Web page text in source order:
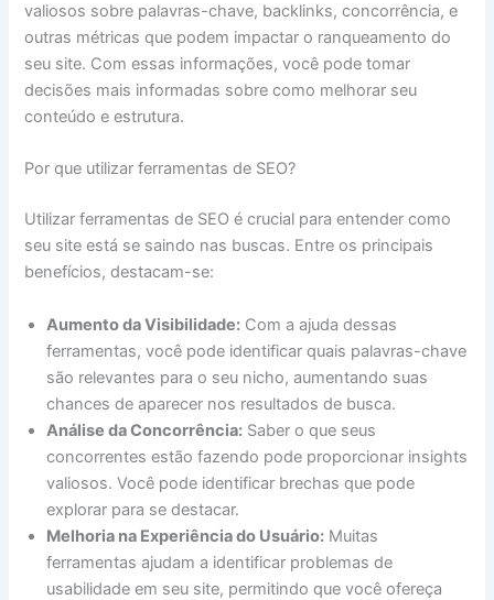
valiosos sobre palavras-chave, backlinks, concorrência, e
outras métricas que podem impactar o ranqueamento do
seu site. Com essas informações, você pode tomar
decisões mais informadas sobre como melhorar seu
conteúdo e estrutura.
Por que utilizar ferramentas de SEO?
Utilizar ferramentas de SEO é crucial para entender como
seu site está se saindo nas buscas. Entre os principais
benefícios, destacam-se:
Aumento da Visibilidade: Com a ajuda dessas
ferramentas, você pode identificar quais palavras-chave
são relevantes para o seu nicho, aumentando suas
chances de aparecer nos resultados de busca.
Análise da Concorrência: Saber o que seus
concorrentes estão fazendo pode proporcionar insights
valiosos. Você pode identificar brechas que pode
explorar para se destacar.
Melhoria na Experiência do Usuário: Muitas
ferramentas ajudam a identificar problemas de
usabilidade em seu site, permitindo que você ofereça